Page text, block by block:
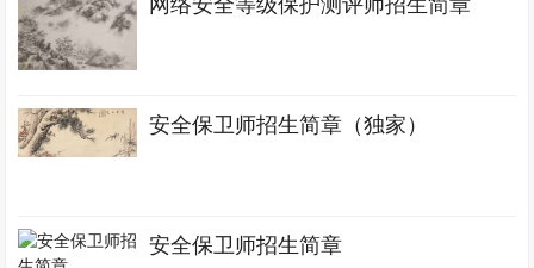
网络安全等级保护测评师招生简章
安全保卫师招生简章（独家）
安全保卫师招生简章